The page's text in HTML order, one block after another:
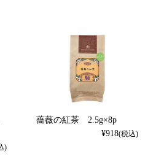
)
薔薇の紅茶 2.5g×8p
¥918(税込)